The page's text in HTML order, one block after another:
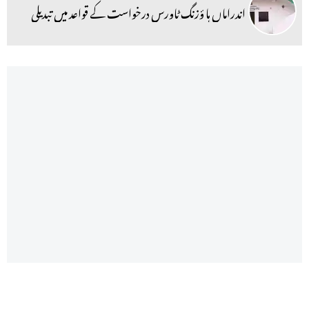
اندراماں ہا ؤزنگ ٹاورس درخواست کے قواعد میں تبدیلی